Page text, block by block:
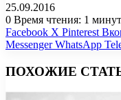
25.09.2016
0 Время чтения: 1
Facebook X Pinterest
Messenger WhatsApp
ПОХОЖИЕ